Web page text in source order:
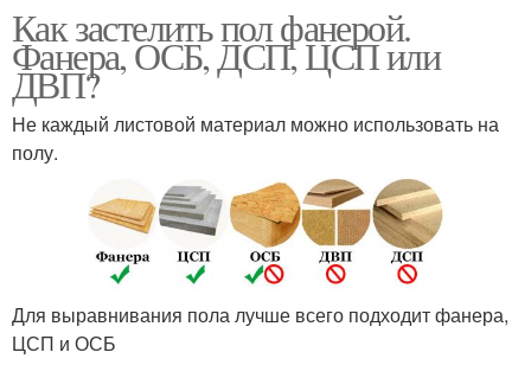
Как застелить пол фанерой.
Фанера, ОСБ, ДСП, ЦСП или
ДВП?
Не каждый листовой материал можно использовать на
полу.
Для выравнивания пола лучше всего подходит фанера,
ЦСП и ОСБ